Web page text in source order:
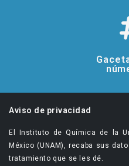
Aviso de privacidad
El Instituto de Química de la
México (UNAM), recaba sus
tratamiento que se les dé.